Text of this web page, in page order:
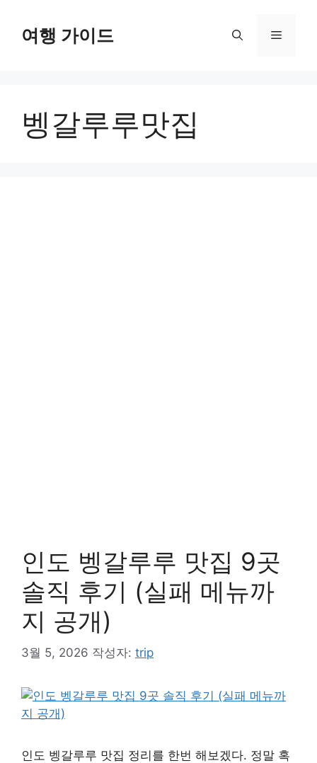
여행 가이드 메
벵갈루루맛집
인도 벵갈루루 맛집 9곳
솔직 후기 (실패 메뉴까
지 공개)
3월 5, 2026 작성자: trip
인도 벵갈루루 맛집 정리를 한번 해보겠다. 정말 혹